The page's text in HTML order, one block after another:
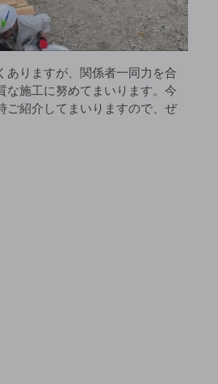
ありますが、関係者一同力を合
な施工に努めてまいります。今
ご紹介してまいりますので、ぜ